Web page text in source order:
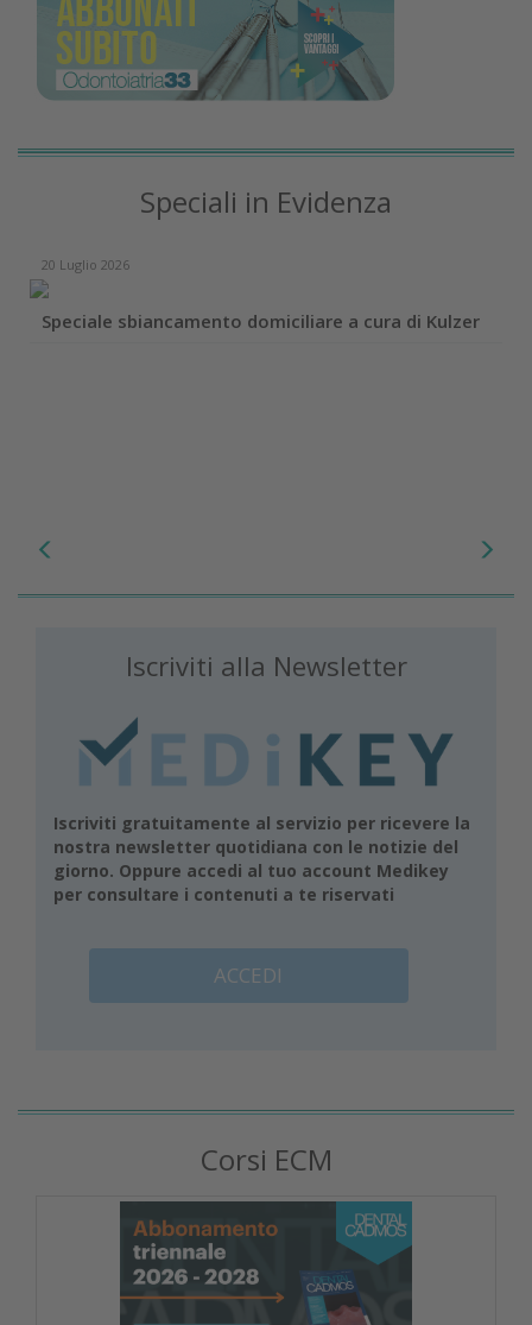
Speciali in Evidenza
20 Luglio 2026
Speciale sbiancamento domiciliare a cura di Kulzer
Iscriviti alla Newsletter
Iscriviti gratuitamente al servizio per ricevere la
nostra newsletter quotidiana con le notizie del
giorno. Oppure accedi al tuo account Medikey
per consultare i contenuti a te riservati
ACCEDI
Corsi ECM